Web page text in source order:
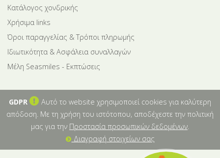
Κατάλογος χονδρικής
Χρήσιμα links
Όροι παραγγελίας & Τρόποι πληρωμής
Ιδιωτικότητα & Ασφάλεια συναλλαγών
Μέλη Seasmiles - Εκπτώσεις
GDPR
Αυτό το website χρησιμοποιεί cookies για καλύτερη
απόδοση. Με τη χρήση του ιστότοπου, αποδέχεστε την πολιτική
μας για την Προστασία προσωπικών δεδομένων.
Διαγραφή στοιχείων σας